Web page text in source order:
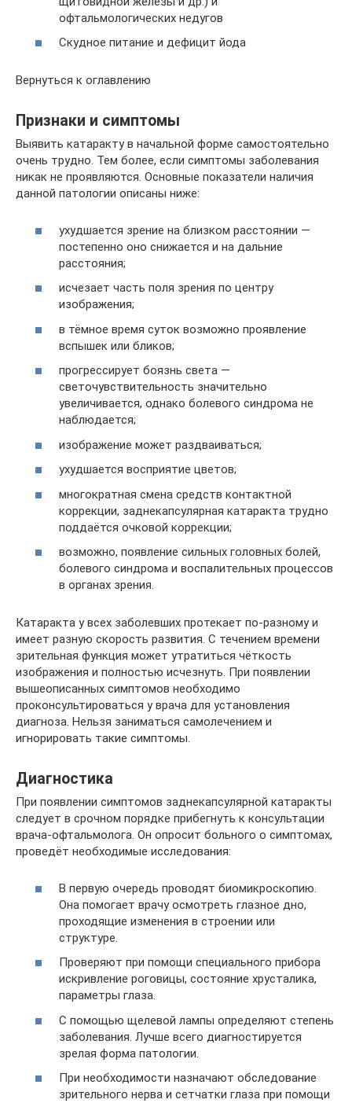
офтальмологических недугов
Скудное питание и дефицит йода
Вернуться к оглавлению
Признаки и симптомы
Выявить катаракту в начальной форме самостоятельно
очень трудно. Тем более, если симптомы заболевания
никак не проявляются. Основные показатели наличия
данной патологии описаны ниже:
ухудшается зрение на близком расстоянии —
постепенно оно снижается и на дальние
расстояния;
исчезает часть поля зрения по центру
изображения;
в тёмное время суток возможно проявление
вспышек или бликов;
прогрессирует боязнь света —
светочувствительность значительно
увеличивается, однако болевого синдрома не
наблюдается;
изображение может раздваиваться;
ухудшается восприятие цветов;
многократная смена средств контактной
коррекции, заднекапсулярная катаракта трудно
поддаётся очковой коррекции;
возможно, появление сильных головных болей,
болевого синдрома и воспалительных процессов
в органах зрения.
Катаракта у всех заболевших протекает по-разному и
имеет разную скорость развития. С течением времени
зрительная функция может утратиться чёткость
изображения и полностью исчезнуть. При появлении
вышеописанных симптомов необходимо
проконсультироваться у врача для установления
диагноза. Нельзя заниматься самолечением и
игнорировать такие симптомы.
Диагностика
При появлении симптомов заднекапсулярной катаракты
следует в срочном порядке прибегнуть к консультации
врача-офтальмолога. Он опросит больного о симптомах,
проведёт необходимые исследования:
В первую очередь проводят биомикроскопию.
Она помогает врачу осмотреть глазное дно,
проходящие изменения в строении или
структуре.
Проверяют при помощи специального прибора
искривление роговицы, состояние хрусталика,
параметры глаза.
С помощью щелевой лампы определяют степень
заболевания. Лучше всего диагностируется
зрелая форма патологии.
При необходимости назначают обследование
зрительного нерва и сетчатки глаза при помощи